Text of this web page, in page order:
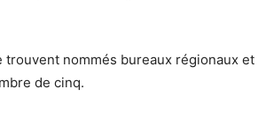
trouvent nommés bureaux régionaux et
de cinq.